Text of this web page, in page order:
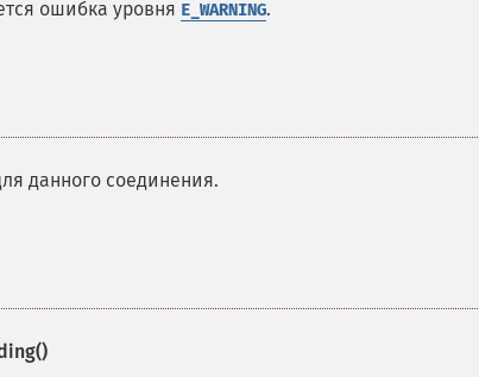
ошибка уровня E_WARNING.
данного соединения.